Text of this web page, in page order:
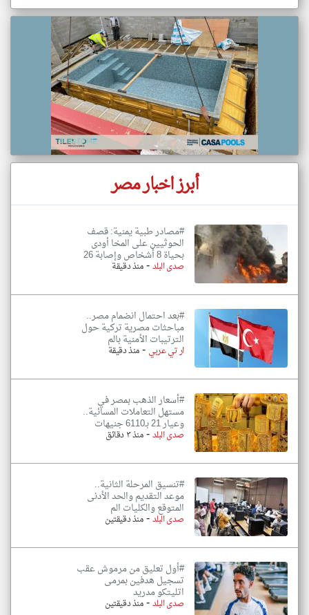
أبرز اخبار مصر
#مصادر طبية يمنية: قصف
الحوثيين على المخا أودى
بحياة 8 أشخاص وإصابة 26
صدى البلد-منذ دقيقة
#بعد احتمال انضمام مصر..
مباحثات مصرية تركية حول
الترتيبات الأمنية بالم
ار تي عربي -منذ دقيقة
#أسعار الذهب بمصر في
مستهل التعاملات المسائية..
وعيار 21 بـ6110 جنيهات
صدى البلد-منذ ٣ دقائق
#تنسيق المرحلة الثانية..
موعد التقديم والحد الأدنى
المتوقع والكليات الم
صدى البلد-منذ دقيقتين
#أول تعليق من مرموش عقب
تسجيل هدفين بمرمى
اتليتكو مدريد
صدى البلد-منذ دقيقتين